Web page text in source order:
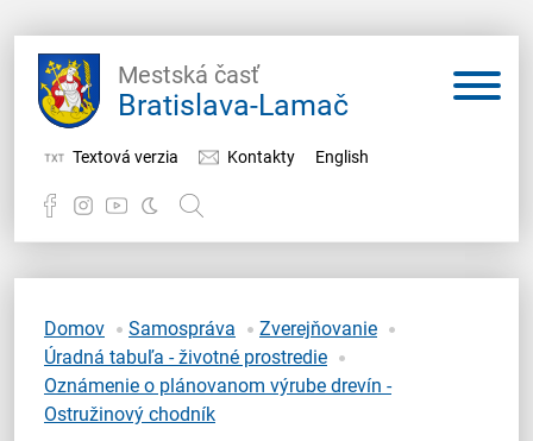
Mestská časť
Bratislava-Lamač
Textová verzia Kontakty English
Samospráva
Miestny úrad
O Lamači
Domov Samospráva
Zverejňovanie
Úradná tabuľa - životné prostredie
Oznámenie o plánovanom výrube drevín -
Ostružinový chodník